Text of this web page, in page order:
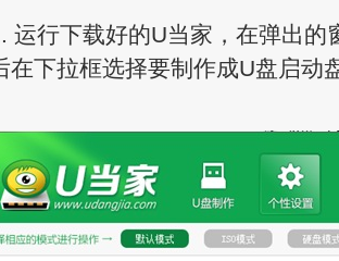
行下载好的U当家，在弹出的
在下拉框选择要制作成U盘启动